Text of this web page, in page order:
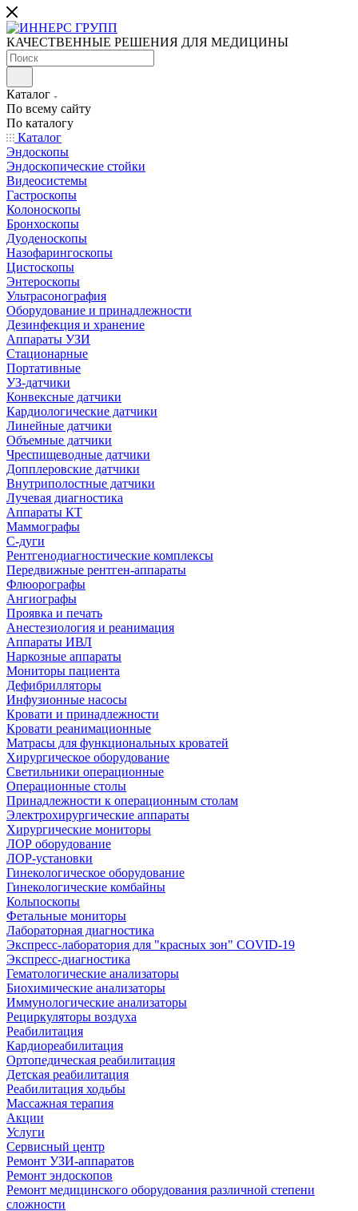
КАЧЕСТВЕННЫЕ РЕШЕНИЯ ДЛЯ МЕДИЦИНЫ
Каталог
По всему сайту
По каталогу
Каталог
Эндоскопы
Эндоскопические стойки
Видеосистемы
Гастроскопы
Колоноскопы
Бронхоскопы
Дуоденоскопы
Назофарингоскопы
Цистоскопы
Энтероскопы
Ультрасонография
Оборудование и принадлежности
Дезинфекция и хранение
Аппараты УЗИ
Стационарные
Портативные
УЗ-датчики
Конвексные датчики
Кардиологические датчики
Линейные датчики
Объемные датчики
Чреспищеводные датчики
Допплеровские датчики
Внутриполостные датчики
Лучевая диагностика
Аппараты КТ
Маммографы
С-дуги
Рентгенодиагностические комплексы
Передвижные рентген-аппараты
Флюорографы
Ангиографы
Проявка и печать
Анестезиология и реанимация
Аппараты ИВЛ
Наркозные аппараты
Мониторы пациента
Дефибрилляторы
Инфузионные насосы
Кровати и принадлежности
Кровати реанимационные
Матрасы для функциональных кроватей
Хирургическое оборудование
Светильники операционные
Операционные столы
Принадлежности к операционным столам
Электрохирургические аппараты
Хирургические мониторы
ЛОР оборудование
ЛОР-установки
Гинекологическое оборудование
Гинекологические комбайны
Кольпоскопы
Фетальные мониторы
Лабораторная диагностика
Экспресс-лаборатория для "красных зон" COVID-19
Экспресс-диагностика
Гематологические анализаторы
Биохимические анализаторы
Иммунологические анализаторы
Рециркуляторы воздуха
Реабилитация
Кардиореабилитация
Ортопедическая реабилитация
Детская реабилитация
Реабилитация ходьбы
Массажная терапия
Акции
Услуги
Сервисный центр
Ремонт УЗИ-аппаратов
Ремонт эндоскопов
Ремонт медицинского оборудования различной степени
сложности